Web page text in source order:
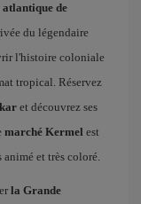
atlantique de
du légendaire
l'histoire coloniale
tropical. Réservez
et découvrez ses
marché Kermel est
et très coloré.
la Grande